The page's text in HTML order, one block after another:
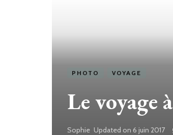
PHOTO VOYAGE
Le voyage
Sophie Updated on 6 juin 2017